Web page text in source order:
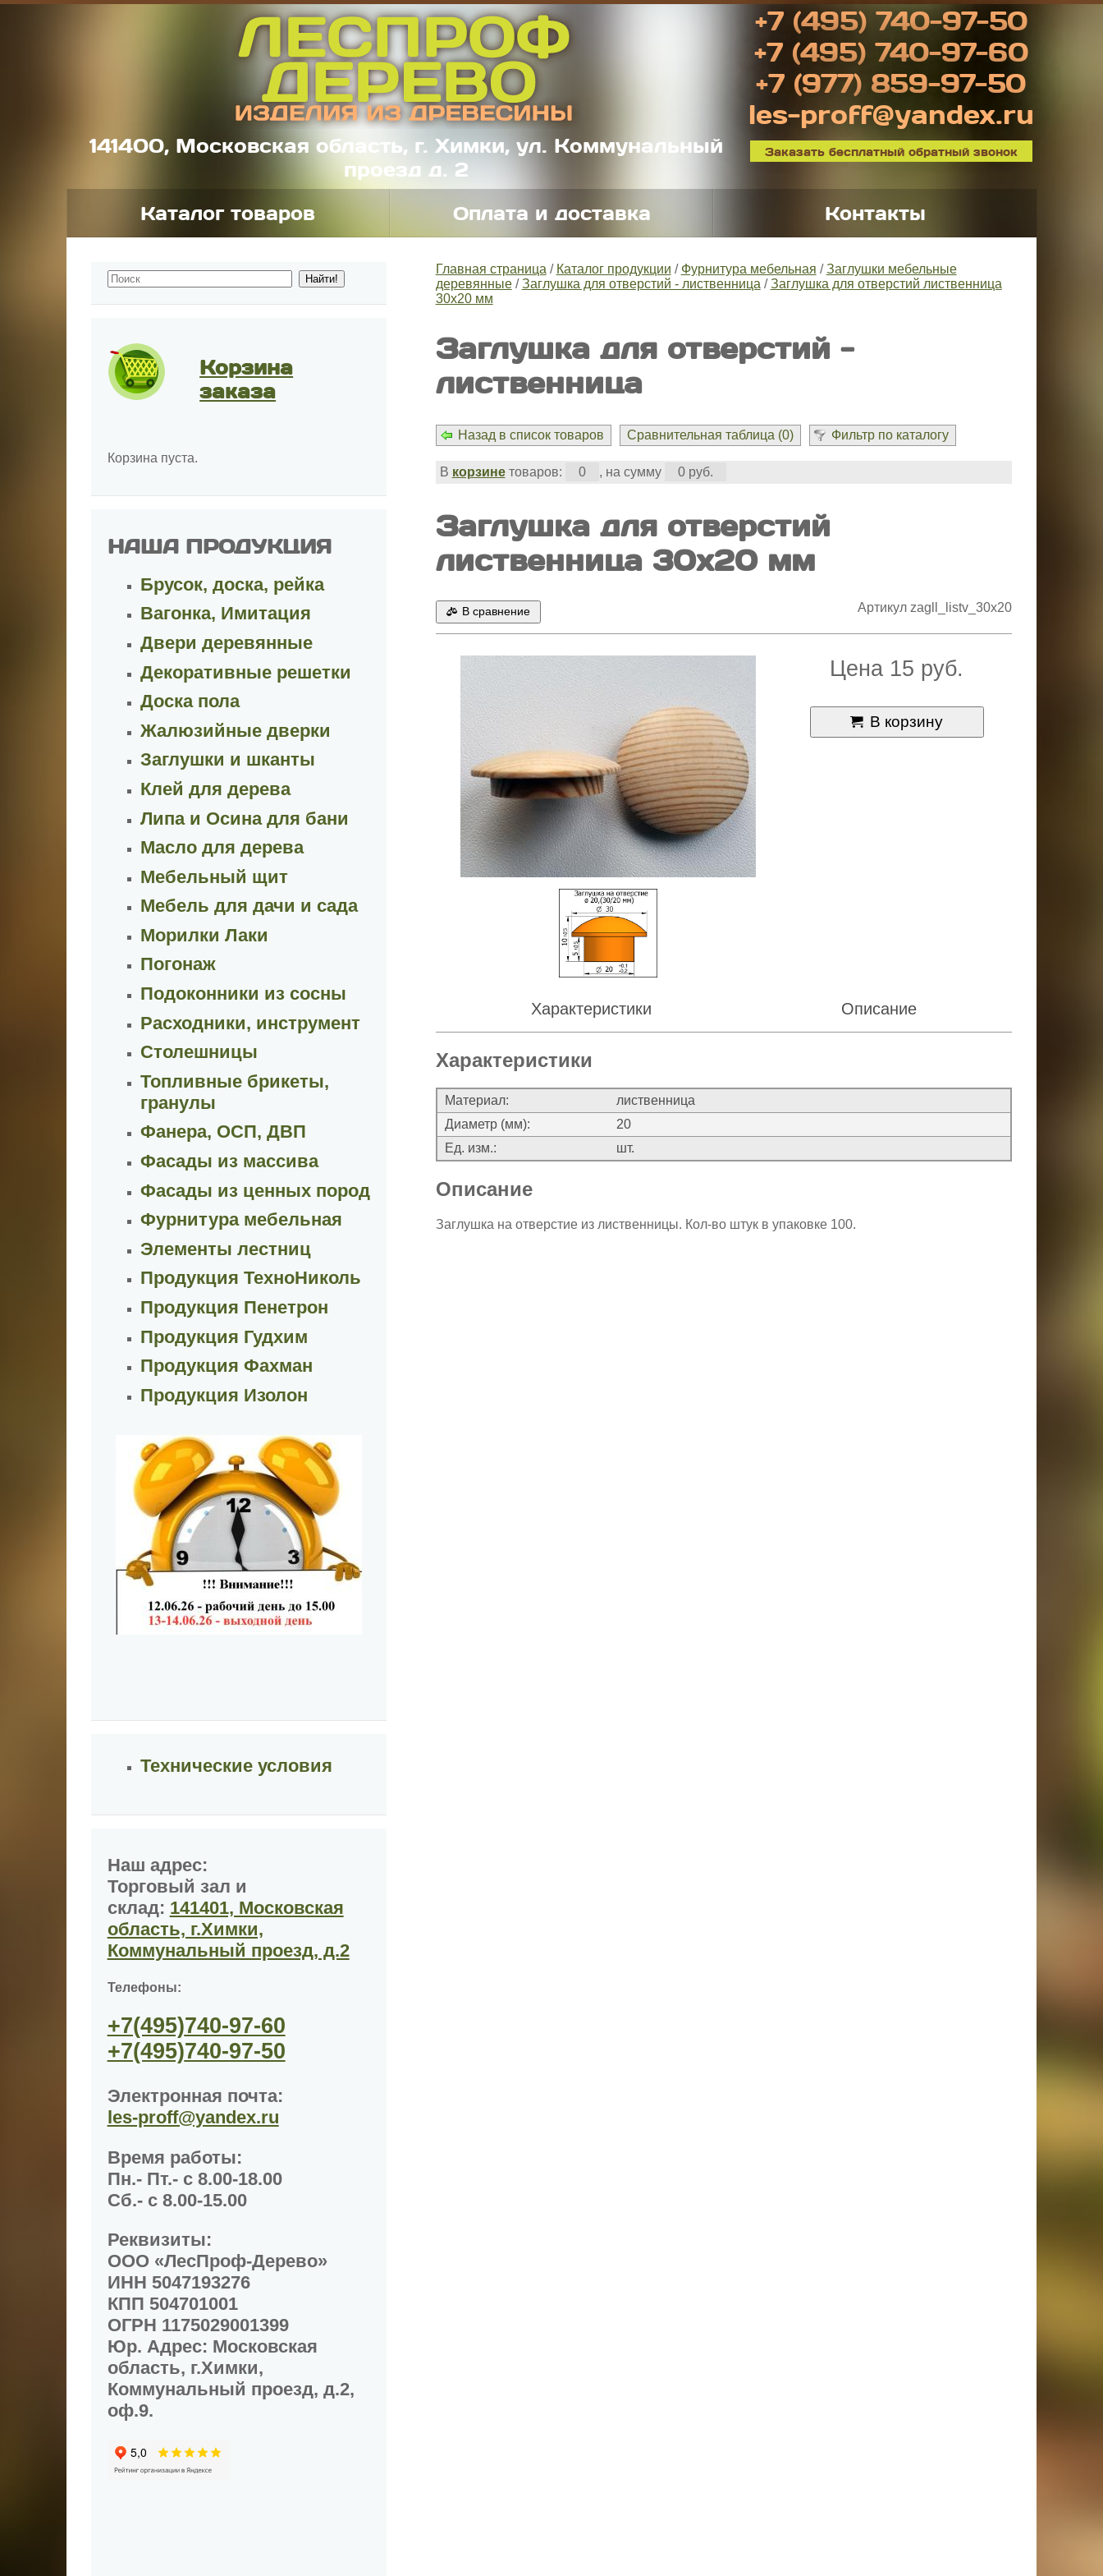
141400, Московская область, г. Химки, ул. Коммунальный
проезд д. 2
+7 (495) 740-97-50
+7 (495) 740-97-60
+7 (977) 859-97-50
les-proff@yandex.ru
Заказать бесплатный обратный звонок
Каталог товаров Оплата и доставка Контакты
Главная страница / Каталог продукции / Фурнитура мебельная /Заглушки мебельные
деревянные/Заглушка для отверстий - лиственница /Заглушка для отверстий лиственница
30х20 мм
Заглушка для отверстий -
лиственница
Назад в список товаров Сравнительная таблица (0) Фильтр по каталогу
В корзинетоваров: 0 , на сумму 0 руб.
Заглушка для отверстий
лиственница 30х20 мм
В сравнение Артикул zagll_listv_30x20
Цена 15 руб.
В корзину
Характеристики Описание
Характеристики
Материал:
лиственница
Диаметр (мм):
20
Ед. изм.:
шт.
Описание
Заглушка на отверстие из лиственницы. Кол-во штук в упаковке 100.
Корзина
заказа
Корзина пуста.
НАША ПРОДУКЦИЯ
Брусок, доска, рейка
Вагонка, Имитация
Двери деревянные
Декоративные решетки
Доска пола
Жалюзийные дверки
Заглушки и шканты
Клей для дерева
Липа и Осина для бани
Масло для дерева
Мебельный щит
Мебель для дачи и сада
Морилки Лаки
Погонаж
Подоконники из сосны
Расходники, инструмент
Столешницы
Топливные брикеты,
гранулы
Фанера, ОСП, ДВП
Фасады из массива
Фасады из ценных пород
Фурнитура мебельная
Элементы лестниц
Продукция ТехноНиколь
Продукция Пенетрон
Продукция Гудхим
Продукция Фахман
Продукция Изолон
Технические условия
Наш адрес:
Торговый зал и
склад: 141401, Московская
область, г.Химки,
Коммунальный проезд, д.2
Телефоны:
+7(495)740-97-60
+7(495)740-97-50
Электронная почта:
les-proff@yandex.ru
Время работы:
Пн.- Пт.- с 8.00-18.00
Сб.- с 8.00-15.00
Реквизиты:
ООО «ЛесПроф-Дерево»
ИНН 5047193276
КПП 504701001
ОГРН 1175029001399
Юр. Адрес: Московская
область, г.Химки,
Коммунальный проезд, д.2,
оф.9.